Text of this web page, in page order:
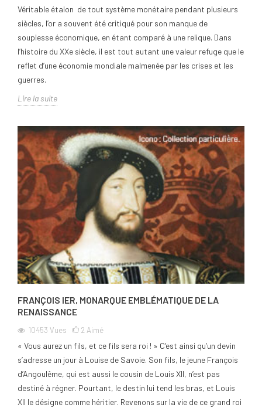
Véritable étalon de tout système monétaire pendant plusieurs
siècles, l’or a souvent été critiqué pour son manque de
souplesse économique, en étant comparé à une relique. Dans
l’histoire du XXe siècle, il est tout autant une valeur refuge que le
reflet d’une économie mondiale malmenée par les crises et les
guerres.
Lire la suite
FRANÇOIS IER, MONARQUE EMBLÉMATIQUE DE LA
RENAISSANCE
10453 Vues 2 Aimé
« Vous aurez un fils, et ce fils sera roi ! » C’est ainsi qu’un devin
s’adresse un jour à Louise de Savoie. Son fils, le jeune François
d’Angoulême, qui est aussi le cousin de Louis XII, n’est pas
destiné à régner. Pourtant, le destin lui tend les bras, et Louis
XII le désigne comme héritier. Revenons sur la vie de ce grand roi